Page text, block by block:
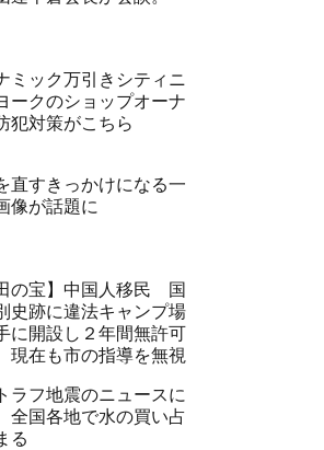
ミック万引きシティニ
ークのショップオーナ
犯対策がこちら
直すきっかけになる一
像が話題に
の宝】中国人移民 国
史跡に違法キャンプ場
に開設し２年間無許可
在も市の指導を無視
ラフ地震のニュースに
国各地で水の買い占
る